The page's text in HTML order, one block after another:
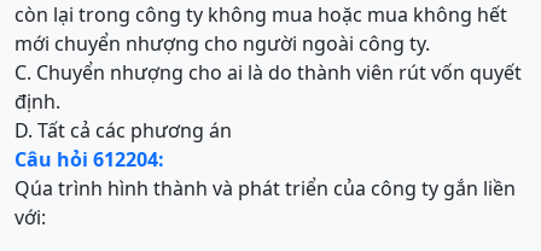
còn lại trong công ty không mua hoặc mua không hết
mới chuyển nhượng cho người ngoài công ty.
C. Chuyển nhượng cho ai là do thành viên rút vốn quyết
định.
D. Tất cả các phương án
Câu hỏi 612204:
Qúa trình hình thành và phát triển của công ty gắn liền
với: